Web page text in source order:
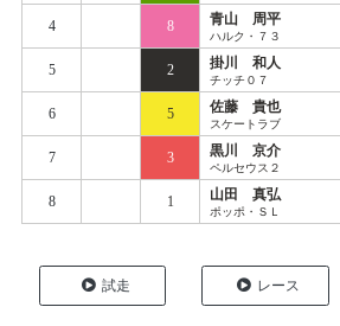
4 8 青山 周平
ハルク・７３
5 2 掛川 和人
チッチ０７
6 5 佐藤 貴也
スケートラブ
7 3 黒川 京介
ペルセウス２
8 1 山田 真弘
ポッポ・ＳＬ
試走 レース